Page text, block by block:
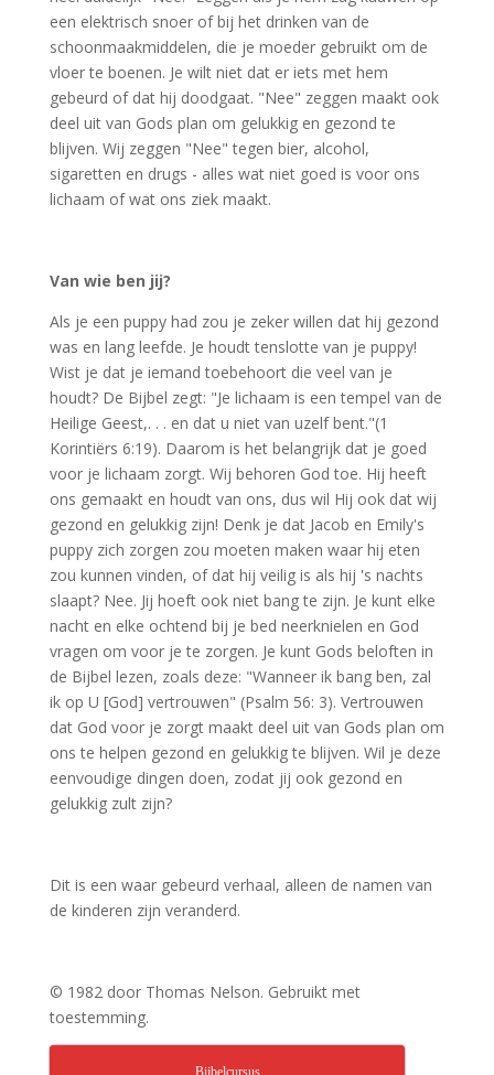
een elektrisch snoer of bij het drinken van de
schoonmaakmiddelen, die je moeder gebruikt om de
vloer te boenen. Je wilt niet dat er iets met hem
gebeurd of dat hij doodgaat. "Nee" zeggen maakt ook
deel uit van Gods plan om gelukkig en gezond te
blijven. Wij zeggen "Nee" tegen bier, alcohol,
sigaretten en drugs - alles wat niet goed is voor ons
lichaam of wat ons ziek maakt.
Van wie ben jij?
Als je een puppy had zou je zeker willen dat hij gezond
was en lang leefde. Je houdt tenslotte van je puppy!
Wist je dat je iemand toebehoort die veel van je
houdt? De Bijbel zegt: "Je lichaam is een tempel van de
Heilige Geest,. . . en dat u niet van uzelf bent."(1
Korintiërs 6:19). Daarom is het belangrijk dat je goed
voor je lichaam zorgt. Wij behoren God toe. Hij heeft
ons gemaakt en houdt van ons, dus wil Hij ook dat wij
gezond en gelukkig zijn! Denk je dat Jacob en Emily's
puppy zich zorgen zou moeten maken waar hij eten
zou kunnen vinden, of dat hij veilig is als hij 's nachts
slaapt? Nee. Jij hoeft ook niet bang te zijn. Je kunt elke
nacht en elke ochtend bij je bed neerknielen en God
vragen om voor je te zorgen. Je kunt Gods beloften in
de Bijbel lezen, zoals deze: "Wanneer ik bang ben, zal
ik op U [God] vertrouwen" (Psalm 56: 3). Vertrouwen
dat God voor je zorgt maakt deel uit van Gods plan om
ons te helpen gezond en gelukkig te blijven. Wil je deze
eenvoudige dingen doen, zodat jij ook gezond en
gelukkig zult zijn?
Dit is een waar gebeurd verhaal, alleen de namen van
de kinderen zijn veranderd.
© 1982 door Thomas Nelson. Gebruikt met
toestemming.